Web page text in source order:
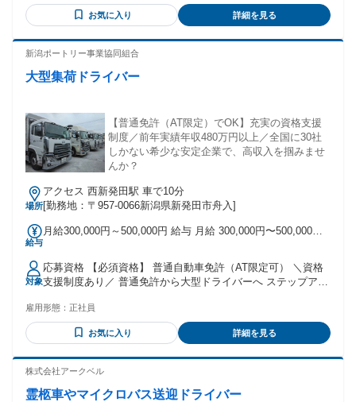
け答えや、親身になって対応できる力 ・責任感をもって業務
に取り組める力
お気に入り 詳細を見る
新潟ポートリー事業協同組合
大型集荷ドライバー
【普通免許（AT限定）でOK】充実の資格支援
制度／前年実績年収480万円以上／全国に30社
しかない希少な安定企業で、高収入を掴みませ
んか？
場所
アクセス 西新発田駅 車で10分
[勤務地：〒957-0066新潟県新発田市舟入]
給与
月給300,000円～500,000円 給与 月給 300,000円〜500,000円
※時間外手当（残業代）は別途全額支給 【手当】 ・通勤手当
（月上限1万円まで） ・家族手当（18歳未満の扶養者1人につ
き3,000円） ・技能手当（15万円〜30万円） 【昇給・賞与】
・昇給：年1回 ・賞与：年1回 【年収例】 ・480万円〜580万
修の有無：試用・研修期間あり 試用・研修時の雇用条件：本
採用時と異なる 試用・研修時の雇用形態：職業紹介（契約社
員） 試用・研修時の給与：日給 10,000円〜 試用・研修の詳
細情報：1ヶ月～3ヵ月
対象
応募資格 【必須資格】 普通自動車免許（AT限定可） ＼資格
支援制度あり／ 普通免許から大型ドライバーへ ステップアッ
雇用形態： 正社員
お気に入り 詳細を見る
株式会社アークベル
霊柩車やマイクロバス送迎ドライバー